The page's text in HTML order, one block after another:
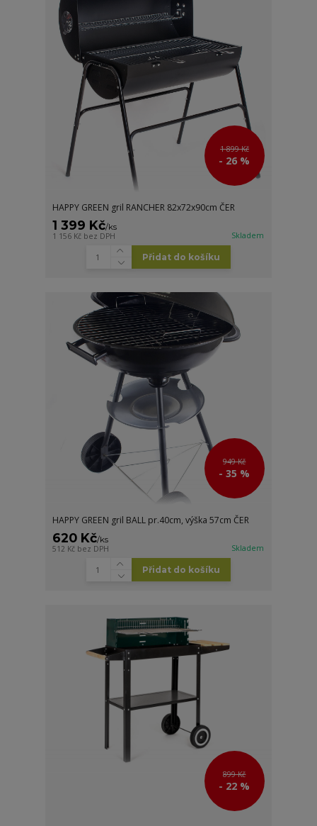
1 899 Kč
- 26 %
HAPPY GREEN gril RANCHER 82x72x90cm ČER
1 399 Kč/ks
1 156 Kč bez DPH Skladem
Přidat do košíku
949 Kč
- 35 %
HAPPY GREEN gril BALL pr.40cm, výška 57cm ČER
620 Kč/ks
512 Kč bez DPH Skladem
Přidat do košíku
899 Kč
- 22 %